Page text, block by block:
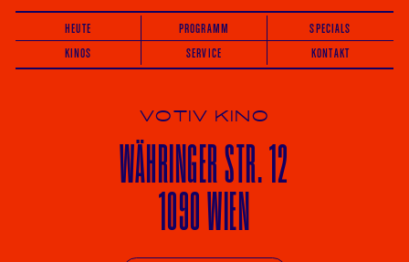
HEUTE PROGRAMM
SPECIALS
KINOS
SERVICE KONTAKT
VOTIV KINO
WÄHRINGERSTR. 12
1090 WIEN